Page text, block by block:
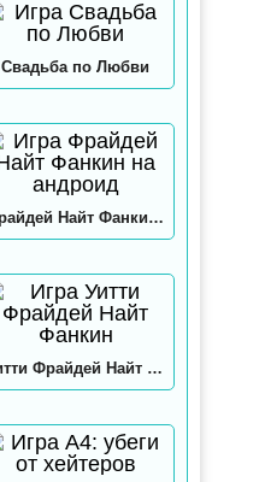
Свадьба по Любви
Фрайдей Найт Фанкин на андроид
Уитти Фрайдей Найт Фанкин